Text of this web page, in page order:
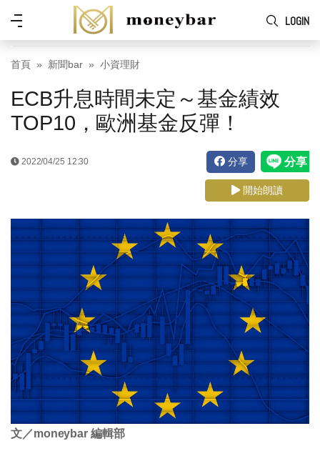
Skip to main content
LOGIN
功
能
表
首頁 新聞bar 小資理財
ECB升息時間未定～基金績效
TOP10，歐洲基金反彈！
2022/04/25 12:30 分享
開始朗讀
文／moneybar 編輯部